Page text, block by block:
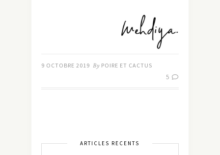
9 OCTOBRE 2019 By POIRE ET CACTUS
5
ARTICLES RÉCENTS